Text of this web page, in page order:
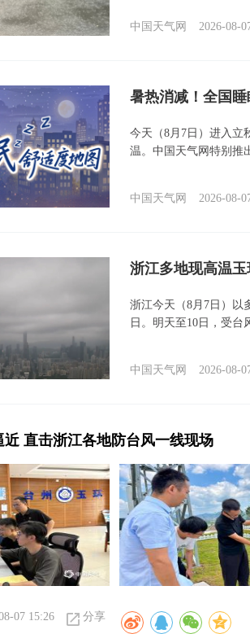
中国天气网 2026-08-
暑热消减！全国
今天（8月7日）进入立
温。中国天气网特别推
中国天气网 2026-08-
浙江多地现高温
浙江今天（8月7日）以
日。明天至10日，受台
中国天气网 2026-08-
近 直击浙江各地防台风一线现场
07 15:26 分享